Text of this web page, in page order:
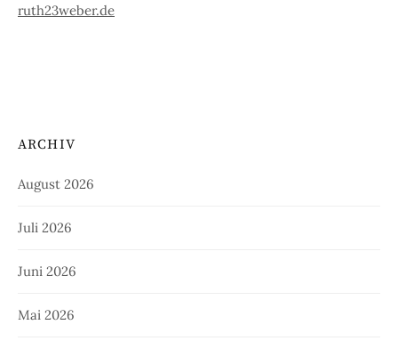
ruth23weber.de
ARCHIV
August 2026
Juli 2026
Juni 2026
Mai 2026